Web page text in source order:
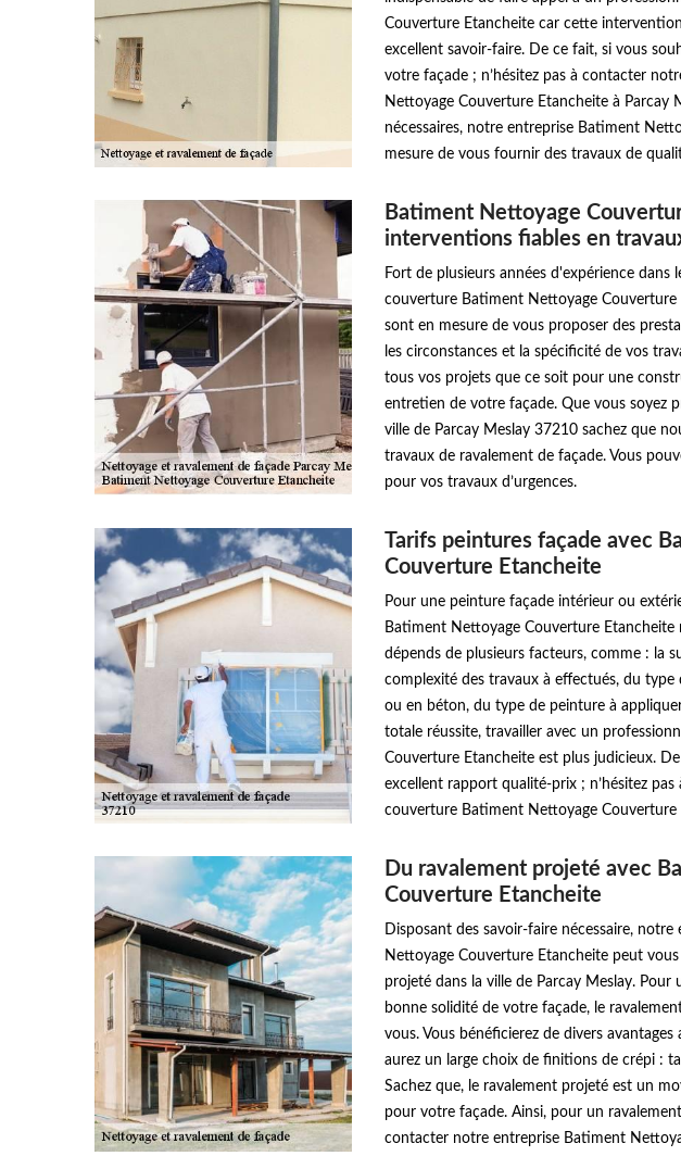
Couverture Etancheite car cette
excellent savoir-faire. De ce fait, si vous
votre façade ; n’hésitez pas à contacter
Nettoyage Couverture Etancheite à Parcay
nécessaires, notre entreprise Batiment
mesure de vous fournir des travaux de
Batiment Nettoyage
interventions fiables en
Fort de plusieurs années d'expérience dans
couverture Batiment Nettoyage
sont en mesure de vous proposer des
les circonstances et la spécificité de vos
tous vos projets que ce soit pour une
entretien de votre façade. Que vous soyez
ville de Parcay Meslay 37210 sachez que
travaux de ravalement de façade. Vous
pour vos travaux d’urgences.
Tarifs peintures façade avec
Couverture Etancheite
Pour une peinture façade intérieur ou
Batiment Nettoyage Couverture Etancheite
dépends de plusieurs facteurs, comme : la
complexité des travaux à effectués, du
ou en béton, du type de peinture à
totale réussite, travailler avec un
Couverture Etancheite est plus judicieux.
excellent rapport qualité-prix ; n’hésitez
couverture Batiment Nettoyage Couverture
Du ravalement projeté avec
Couverture Etancheite
Disposant des savoir-faire nécessaire,
Nettoyage Couverture Etancheite peut
projeté dans la ville de Parcay Meslay.
bonne solidité de votre façade, le
vous. Vous bénéficierez de divers
aurez un large choix de finitions de crépi :
Sachez que, le ravalement projeté est un
pour votre façade. Ainsi, pour un
contacter notre entreprise Batiment